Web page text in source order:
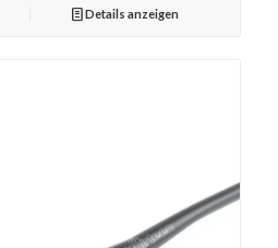
Details anzeigen